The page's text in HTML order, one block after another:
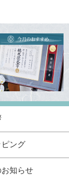
ピング
知らせ